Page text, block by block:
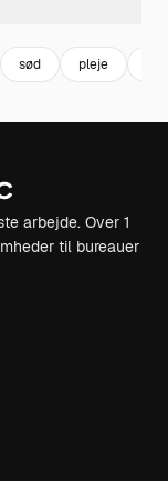
sød pleje
arbejde. Over 1
til bureauer